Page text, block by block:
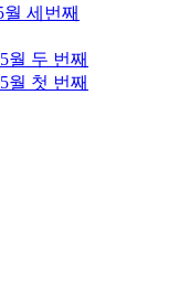
세번째
월 두 번째
월 첫 번째